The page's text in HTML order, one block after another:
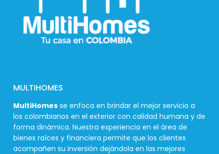
MULTIHOMES
MultiHomes se enfoca en brindar el mejor servicio a
los colombianos en el exterior con calidad humana y de
forma dinámica. Nuestra experiencia en el área de
bienes raíces y financiera permite que los clientes
acompañen su inversión dejándola en las mejores